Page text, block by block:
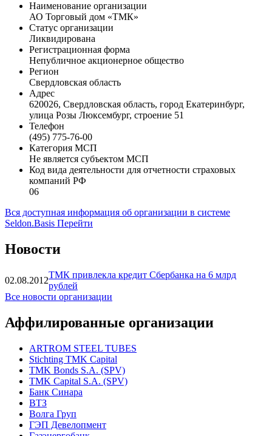
Наименование организации
АО Торговый дом «ТМК»
Статус организации
Ликвидирована
Регистрационная форма
Непубличное акционерное общество
Регион
Свердловская область
Адрес
620026, Свердловская область, город Екатеринбург,
улица Розы Люксембург, строение 51
Телефон
(495) 775-76-00
Категория МСП
Не является субъектом МСП
Код вида деятельности для отчетности страховых
компаний РФ
06
Вся доступная информация об организации в системе
Seldon.Basis Перейти
Новости
02.08.2012
ТМК привлекла кредит Сбербанка на 6 млрд
рублей
Все новости организации
Аффилированные организации
ARTROM STEEL TUBES
Stichting TMK Capital
TMK Bonds S.A. (SPV)
TMK Capital S.A. (SPV)
Банк Синара
ВТЗ
Волга Груп
ГЭП Девелопмент